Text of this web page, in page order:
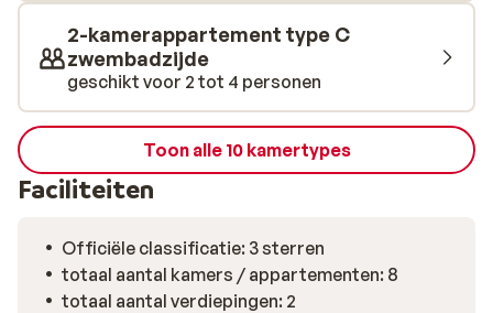
2-kamerappartement type C
zwembadzijde
geschikt voor 2 tot 4 personen
Toon alle 10 kamertypes
Faciliteiten
Officiële classificatie: 3 sterren
totaal aantal kamers / appartementen: 8
totaal aantal verdiepingen: 2